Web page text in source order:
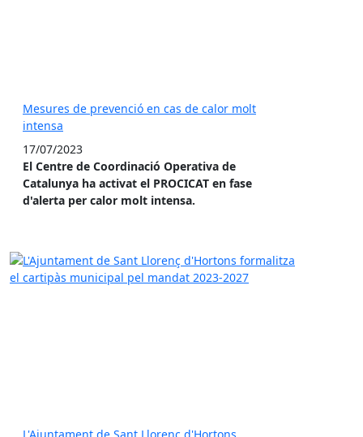
Mesures de prevenció en cas de calor molt
intensa
17/07/2023
El Centre de Coordinació Operativa de
Catalunya ha activat el PROCICAT en fase
d'alerta per calor molt intensa.